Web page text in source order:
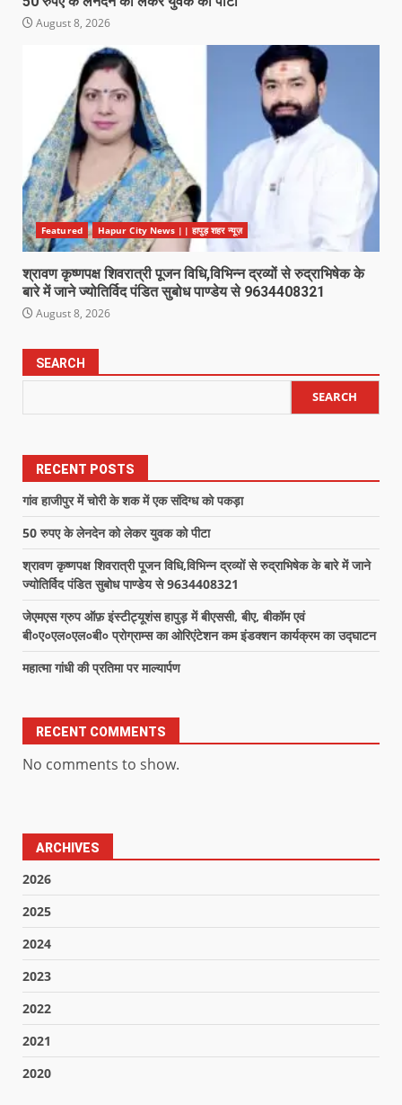
August 8, 2026
Featured Hapur City News || हापुड़ शहर न्यूज़
श्रावण कृष्णपक्ष शिवरात्री पूजन विधि,विभिन्न द्रव्यों से रुद्राभिषेक के
बारे में जाने ज्योतिर्विद पंडित सुबोध पाण्डेय से 9634408321
August 8, 2026
SEARCH
SEARCH
RECENT POSTS
गांव हाजीपुर में चोरी के शक में एक संदिग्ध को पकड़ा
50 रुपए के लेनदेन को लेकर युवक को पीटा
श्रावण कृष्णपक्ष शिवरात्री पूजन विधि,विभिन्न द्रव्यों से रुद्राभिषेक के बारे में जाने
ज्योतिर्विद पंडित सुबोध पाण्डेय से 9634408321
जेएमएस ग्रुप ऑफ़ इंस्टीट्यूशंस हापुड़ में बीएससी, बीए, बीकॉम एवं
बी०ए०एल०एल०बी० प्रोग्राम्स का ओरिएंटेशन कम इंडक्शन कार्यक्रम का उद्घाटन
महात्मा गांधी की प्रतिमा पर माल्यार्पण
RECENT COMMENTS
No comments to show.
ARCHIVES
2026
2025
2024
2023
2022
2021
2020